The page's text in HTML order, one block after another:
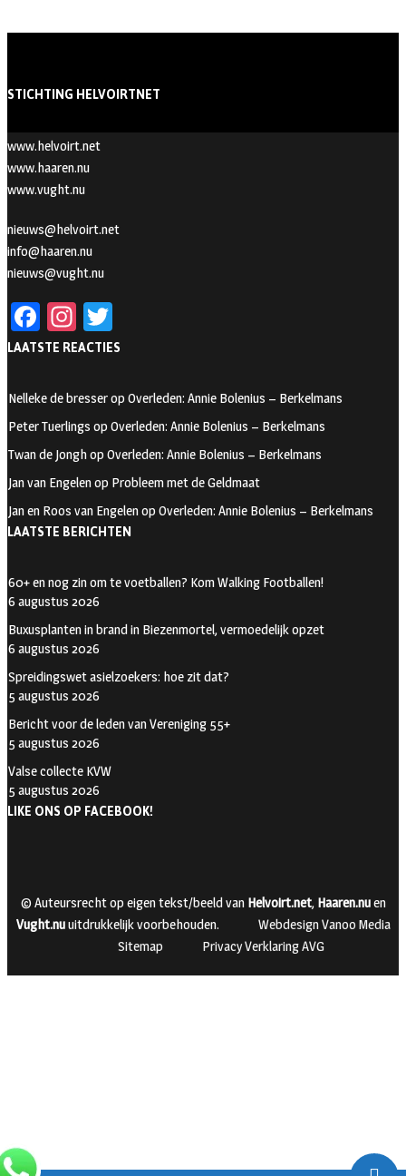
STICHTING HELVOIRTNET
www.helvoirt.net
www.haaren.nu
www.vught.nu
nieuws@helvoirt.net
info@haaren.nu
nieuws@vught.nu
Fa
ce
oo
k
In
st
ra
m
wi
er
LAATSTE REACTIES
Nelleke de bresserop Overleden: Annie Bolenius – Berkelmans
Peter Tuerlings op Overleden: Annie Bolenius – Berkelmans
Twan de Jonghop Overleden: Annie Bolenius – Berkelmans
Jan van Engelenop Probleem met de Geldmaat
Jan en Roos van Engelenop Overleden: Annie Bolenius – Berkelmans
LAATSTE BERICHTEN
60+ en nog zin om te voetballen? Kom Walking Footballen!
6 augustus 2026
Buxusplanten in brand in Biezenmortel, vermoedelijk opzet
6 augustus 2026
Spreidingswet asielzoekers: hoe zit dat?
5 augustus 2026
Bericht voor de leden van Vereniging 55+
5 augustus 2026
Valse collecte KVW
5 augustus 2026
LIKE ONS OP FACEBOOK!
© Auteursrecht op eigen tekst/beeld van Helvoirt.net, Haaren.nuen
Vught.nuuitdrukkelijk voorbehouden.
Webdesign Vanoo Media
Sitemap
Privacy Verklaring AVG